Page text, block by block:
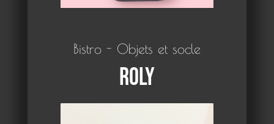
Bistro - Objets et socle
Roly